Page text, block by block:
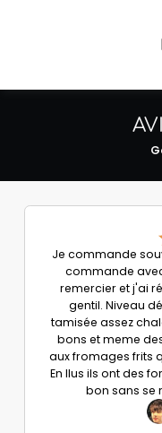
Je commande
commande
remercier et j'ai
gentil. Niveau
tamisée assez
bons et meme
aux fromages frits
En llus ils ont des
bon sans se